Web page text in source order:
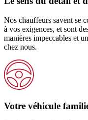
Nos chauffeurs savent se
à vos exigences, et sont
manières impeccables et
chez nous.
Votre véhicule